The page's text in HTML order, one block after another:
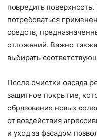
повредить
потребоваться
средств,
отложений. Важно
выбирать
После очистки фасада
защитное покрытие,
образование новых
от воздействия
и уход за фасадом